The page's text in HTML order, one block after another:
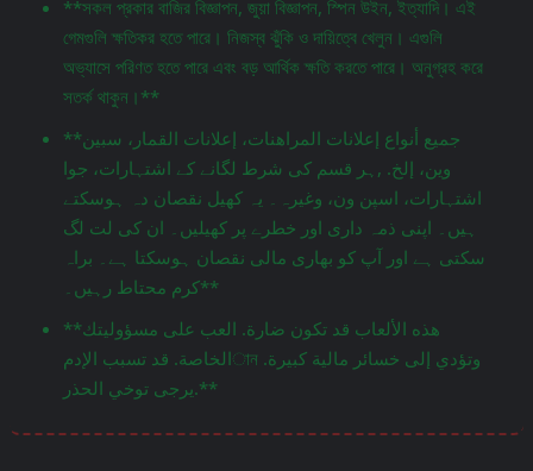
**সকল প্রকার বাজির বিজ্ঞাপন, জুয়া বিজ্ঞাপন, স্পিন উইন, ইত্যাদি। এই
গেমগুলি ক্ষতিকর হতে পারে। নিজস্ব ঝুঁকি ও দায়িত্বে খেলুন। এগুলি
অভ্যাসে পরিণত হতে পারে এবং বড় আর্থিক ক্ষতি করতে পারে। অনুগ্রহ করে
সতর্ক থাকুন।**
**جميع أنواع إعلانات المراهنات، إعلانات القمار، سبين
وين، إلخ. ,ہر قسم کی شرط لگانے کے اشتہارات، جوا
اشتہارات، اسپن ون، وغیرہ۔ یہ کھیل نقصان دہ ہوسکتے
ہیں۔ اپنی ذمہ داری اور خطرے پر کھیلیں۔ ان کی لت لگ
سکتی ہے اور آپ کو بھاری مالی نقصان ہوسکتا ہے۔ براہ
کرم محتاط رہیں۔**
**هذه الألعاب قد تكون ضارة. العب على مسؤوليتك
الخاصة. قد تسبب الإدمান وتؤدي إلى خسائر مالية كبيرة.
يرجى توخي الحذر.**